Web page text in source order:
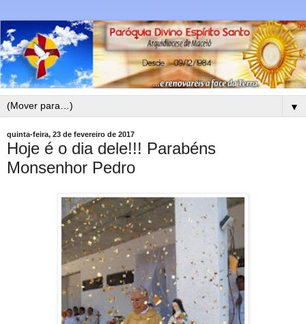
▼
quinta-feira, 23 de fevereiro de 2017
Hoje é o dia dele!!! Parabéns
Monsenhor Pedro